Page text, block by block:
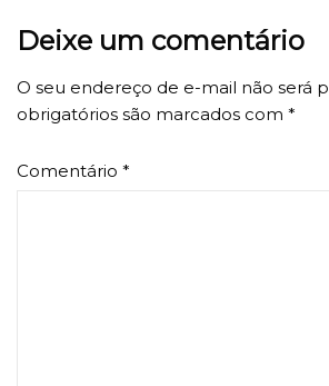
Deixe um comentário
O seu endereço de e-mail não será
obrigatórios são marcados com *
Comentário *